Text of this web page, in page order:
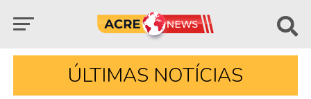
ÚLTIMAS NOTÍCIAS